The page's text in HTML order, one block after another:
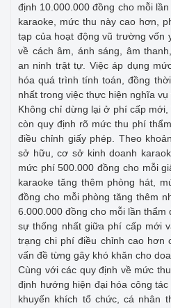
định 10.000.000 đồng cho mỗi
karaoke, mức thu này cao hơn,
tạp của hoạt động vũ trường vốn
về cách âm, ánh sáng, âm
an ninh trật tự. Việc áp dụng
hóa quá trình tính toán, đồng
nhất trong việc thực hiện nghĩa
Không chỉ dừng lại ở phí cấp
còn quy định rõ mức thu phí
điều chỉnh giấy phép. Theo
sở hữu, cơ sở kinh doanh
mức phí 500.000 đồng cho mỗi
karaoke tăng thêm phòng hát,
đồng cho mỗi phòng tăng thêm
6.000.000 đồng cho mỗi lần thẩm
sự thống nhất giữa phí cấp mới
trạng chi phí điều chỉnh cao hơn
vấn đề từng gây khó khăn cho
Cùng với các quy định về mức
định hướng hiện đại hóa công
khuyến khích tổ chức, cá nhân